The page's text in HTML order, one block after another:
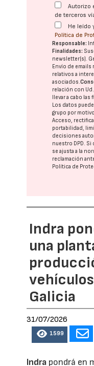
Autorizo
de terceros
He leído
Política de
Responsable:
Finalidades:
newsletter(s).
Envío de
relativos a
asociados.
relación con
llevar a cabo
Los datos
grupo por
Acceso,
portabilidad,
decisiones
nuestro DPD. Si
se ajusta a la
reclamación
Política de
Indra
una
Galicia
31/07/2026
1599
Indra pondrá en